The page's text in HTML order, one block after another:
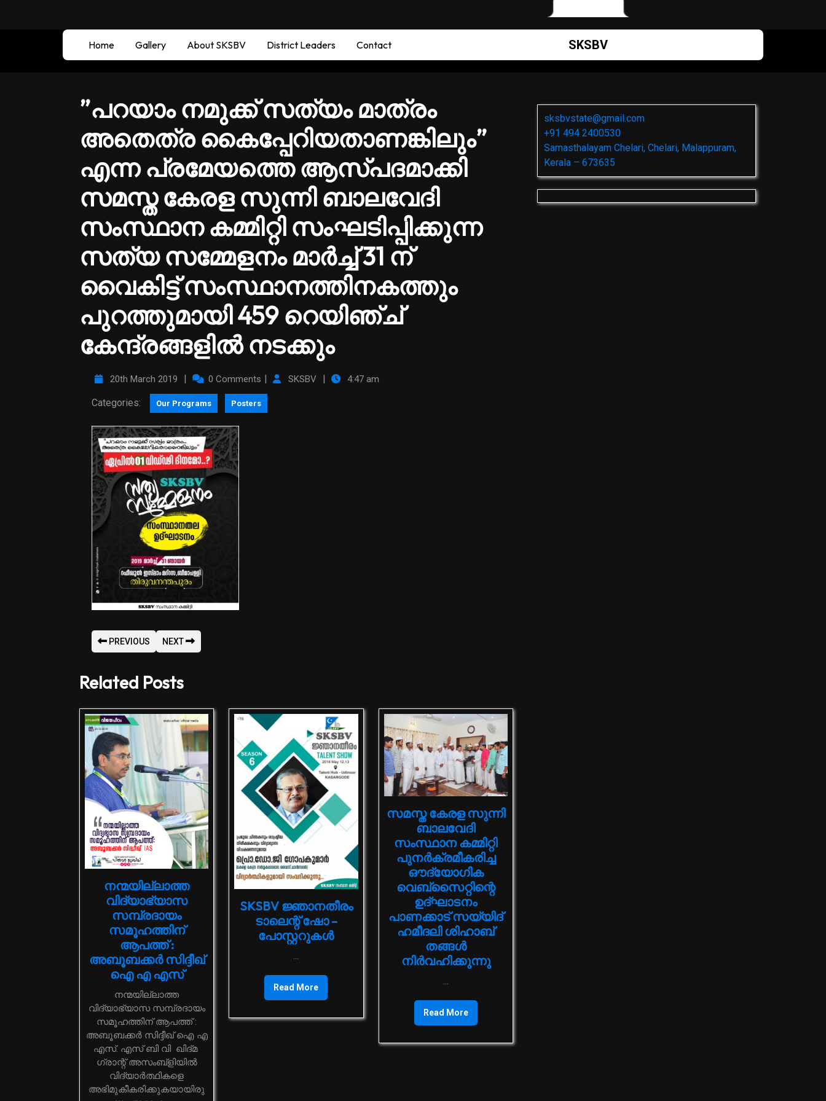
Home Gallery About SKSBV District Leaders Contact SKSBV
”പറയാം നമുക്ക് സത്യം മാത്രം
അതെത്ര കൈപ്പേറിയതാണങ്കിലും”
എന്ന പ്രമേയത്തെ ആസ്പദമാക്കി
സമസ്ത കേരള സുന്നി ബാലവേദി
സംസ്ഥാന കമ്മിറ്റി സംഘടിപ്പിക്കുന്ന
സത്യ സമ്മേളനം മാര്‍ച്ച് 31 ന്
വൈകിട്ട് സംസ്ഥാനത്തിനകത്തും
പുറത്തുമായി 459 റെയിഞ്ച്
കേന്ദ്രങ്ങളില്‍ നടക്കും
20th March 2019 | 0 Comments | SKSBV | 4:47 am
Categories: Our Programs Posters
PREVIOUS NEXT
Related Posts
നന്മയില്ലാത്ത
വിദ്യാഭ്യാസ
സമ്പ്രദായം
സമൂഹത്തിന്
ആപത്ത് :
അബൂബക്കര്‍ സിദ്ദീഖ്
ഐ എ എസ്
നന്മയില്ലാത്ത
വിദ്യാഭ്യാസ സമ്പ്രദായം
സമൂഹത്തിന് ആപത്ത് :
അബൂബക്കര്‍ സിദ്ദീഖ് ഐ എ
എസ്. എസ് ബി വി ഖിദ്മ
ഗ്രാന്റ് അസംബ്ളിയിൽ
വിദ്യാര്‍ത്ഥികളെ
അഭിമുകീകരിക്കുകയായിരു
SKSBV ജ്ഞാനതീരം
ടാലെന്റ് ഷോ –
പോസ്റ്ററുകള്‍
...
Read More
സമസ്ത കേരള സുന്നി
ബാലവേദി
സംസ്ഥാന കമ്മിറ്റി
പുനര്‍ക്രമീകരിച്ച
ഔദ്യോഗിക
വെബ്‌സൈറ്റിന്റെ
ഉദ്ഘാടനം
പാണക്കാട് സയ്യിദ്
ഹമീദലി ശിഹാബ്
തങ്ങള്‍
നിര്‍വഹിക്കുന്നു
...
Read More
sksbvstate@gmail.com
+91 494 2400530
Samasthalayam Chelari, Chelari, Malappuram,
Kerala – 673635